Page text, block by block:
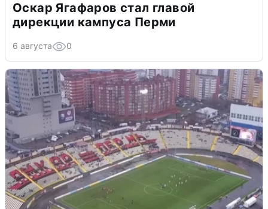
Оскар Ягафаров стал главой
дирекции кампуса Перми
6 августа 0